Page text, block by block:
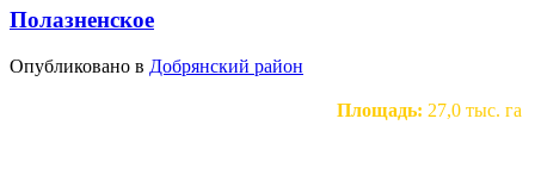
Полазненское
Опубликовано в Добрянский район
Площадь: 27,0 тыс. га